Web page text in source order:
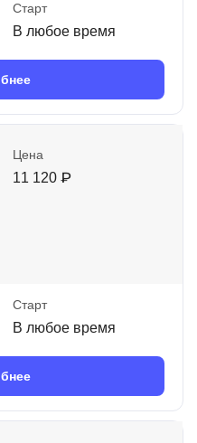
Старт
В любое время
Цена
11 120 ₽
Старт
В любое время